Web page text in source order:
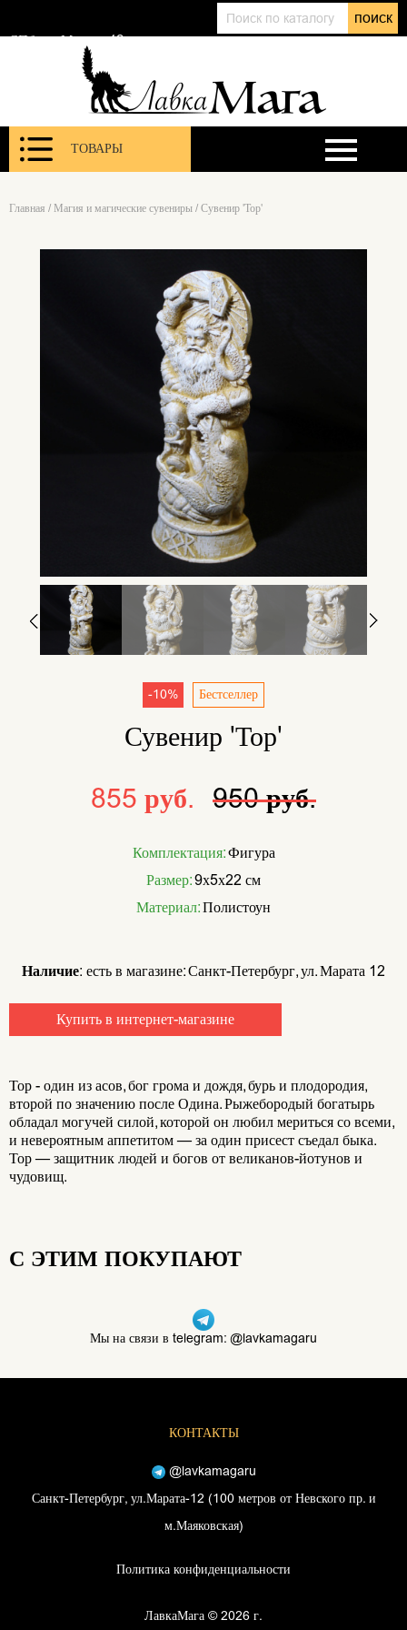
поиск
СПб, ул. Марата 12
ТОВАРЫ
Главная / Магия и магические сувениры / Сувенир 'Тор'
-10% Бестселлер
Сувенир 'Тор'
855 руб.
950 руб.
Комплектация:Фигура
Размер:9х5х22 см
Материал:Полистоун
Наличие: есть в магазине: Санкт-Петербург, ул. Марата 12
Купить в интернет-магазине
Тор - один из асов, бог грома и дождя, бурь и плодородия,
второй по значению после Одина. Рыжебородый богатырь
обладал могучей силой, которой он любил мериться со всеми,
и невероятным аппетитом — за один присест съедал быка.
Тор — защитник людей и богов от великанов-йотунов и
чудовищ.
С ЭТИМ ПОКУПАЮТ
Мы на связи в telegram: @lavkamagaru
КОНТАКТЫ
@lavkamagaru
Санкт-Петербург, ул.Марата-12 (100 метров от Невского пр. и
м.Маяковская)
Политика конфиденциальности
ЛавкаМага © 2026 г.